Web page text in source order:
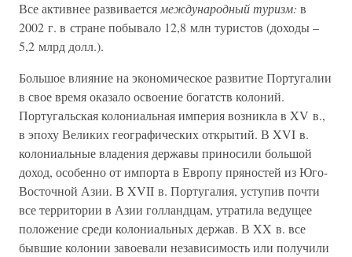
Все активнее развивается международный туризм: в
2002 г. в стране побывало 12,8 млн туристов (доходы –
5,2 млрд долл.).
Большое влияние на экономическое развитие Португалии
в свое время оказало освоение богатств колоний.
Португальская колониальная империя возникла в XV в.,
в эпоху Великих географических открытий. В XVI в.
колониальные владения державы приносили большой
доход, особенно от импорта в Европу пряностей из Юго-
Восточной Азии. В XVII в. Португалия, уступив почти
все территории в Азии голландцам, утратила ведущее
положение среди колониальных держав. В XX в. все
бывшие колонии завоевали независимость или получили